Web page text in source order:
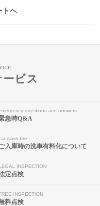
トへ
ビス
questions and answers
急時Q&A
wash fee
入庫時の洗車有料化について
INSPECTION
定点検
INSPECTION
料点検